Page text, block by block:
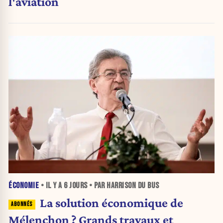
ÉCONOMIE • IL Y A 6 JOURS• PAR HARRISON DU BUS
La solution économique de
Mélenchon ? Grands travaux et